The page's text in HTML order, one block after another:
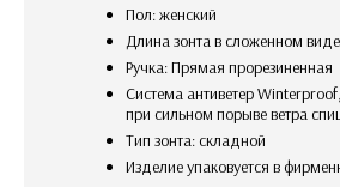
Пол: женский
Длина зонта в сложенном
Ручка: Прямая прорезиненная
Система антиветер Winterproof, благодаря которой
при сильном порыве ветра
Тип зонта: складной
изделие упаковуется в